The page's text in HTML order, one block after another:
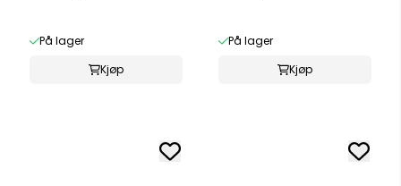
På lager
Kjøp
På lager
Kjøp